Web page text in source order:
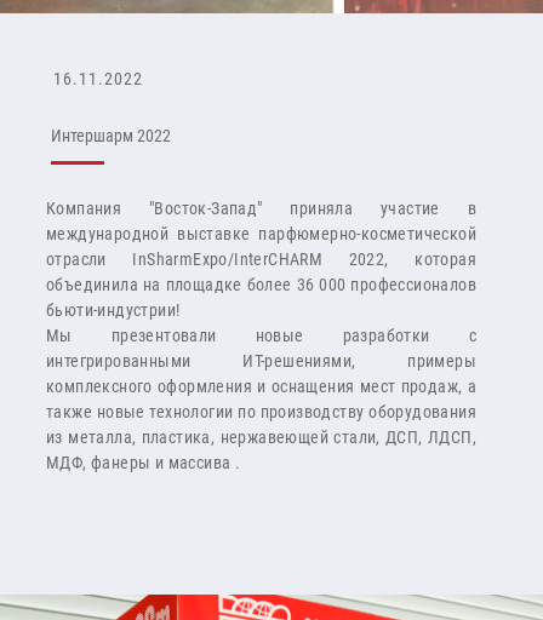
16.11.2022
Интершарм 2022
Компания "Восток-Запад" приняла участие в
международной выставке парфюмерно-косметической
отрасли InSharmExpo/InterCHARM 2022, которая
объединила на площадке более 36 000 профессионалов
бьюти-индустрии!
Мы презентовали новые разработки с
интегрированными ИТ-решениями, примеры
комплексного оформления и оснащения мест продаж, а
также новые технологии по производству оборудования
из металла, пластика, нержавеющей стали, ДСП, ЛДСП,
МДФ, фанеры и массива .